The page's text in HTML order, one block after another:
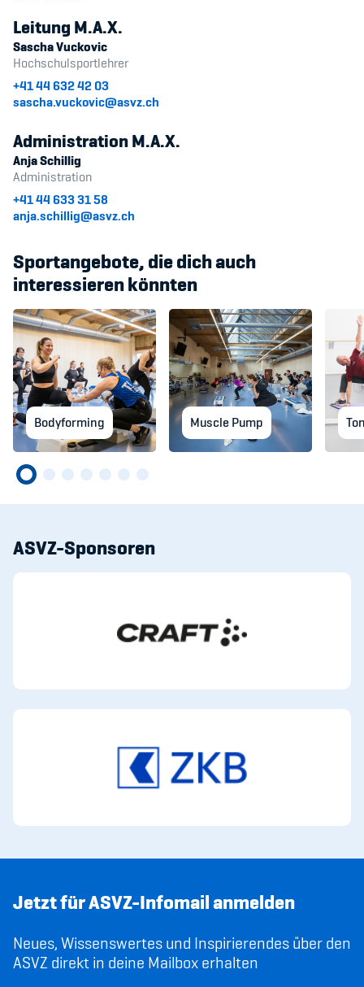
Leitung M.A.X.
Sascha Vuckovic
Hochschulsportlehrer
+41 44 632 42 03
sascha.vuckovic@asvz.ch
Administration M.A.X.
Anja Schillig
Administration
+41 44 633 31 58
anja.schillig@asvz.ch
Sportangebote, die dich auch
interessieren könnten
Bodyforming Muscle Pump
ASVZ-Sponsoren
Jetzt für ASVZ-Infomail anmelden
Neues, Wissenswertes und Inspirierendes über den
ASVZ direkt in deine Mailbox erhalten